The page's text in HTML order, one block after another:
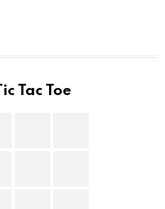
Tic Tac Toe